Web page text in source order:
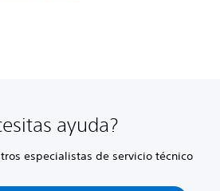
ayuda?
especialistas de servicio técnico